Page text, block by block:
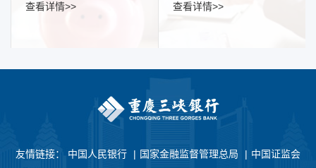
查看详情>> 查看详情>>
友情链接： 中国人民银行 | 国家金融监督管理总局 | 中国证监会